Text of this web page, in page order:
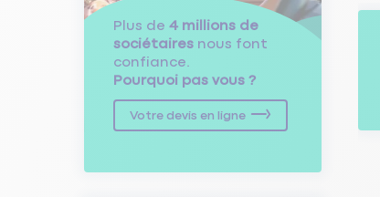
Plus de 4 millions de
sociétaires nous font
confiance.
Pourquoi pas vous ?
Votre devis en ligne